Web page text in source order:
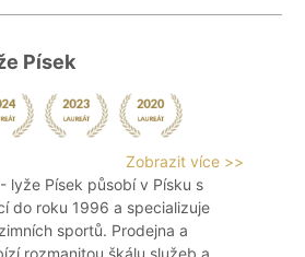
Písek
Zobrazit více >>
lyže Písek působí v Písku s
do roku 1996 a specializuje
sportů. Prodejna a
rozmanitou škálu služeb a